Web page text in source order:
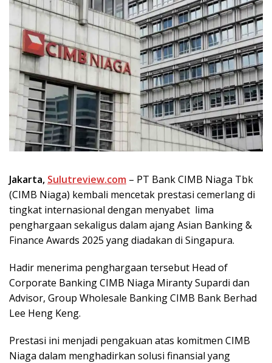
Jakarta, Sulutreview.com – PT Bank CIMB Niaga Tbk
(CIMB Niaga) kembali mencetak prestasi cemerlang di
tingkat internasional dengan menyabet lima
penghargaan sekaligus dalam ajang Asian Banking &
Finance Awards 2025 yang diadakan di Singapura.
Hadir menerima penghargaan tersebut Head of
Corporate Banking CIMB Niaga Miranty Supardi dan
Advisor, Group Wholesale Banking CIMB Bank Berhad
Lee Heng Keng.
Prestasi ini menjadi pengakuan atas komitmen CIMB
Niaga dalam menghadirkan solusi finansial yang